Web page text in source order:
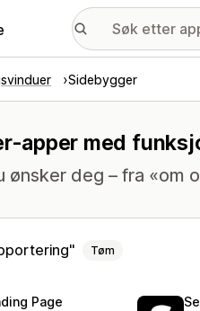
Sidebygger
apper med
ønsker deg – fra «om
Tøm
Page